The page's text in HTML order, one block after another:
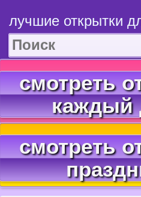
лучшие открытки
смотреть
каждый
смотреть